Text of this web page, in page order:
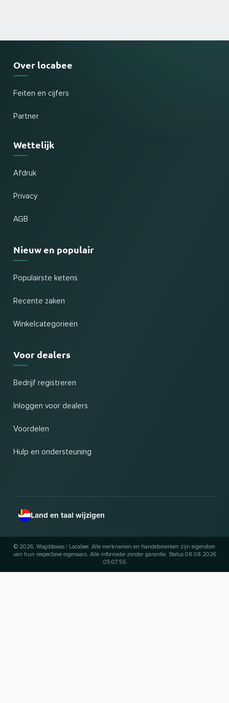
Over locabee
Feiten en cijfers
Partner
Wettelijk
Afdruk
Privacy
AGB
Nieuw en populair
Populairste ketens
Recente zaken
Winkelcategorieën
Voor dealers
Bedrijf registreren
Inloggen voor dealers
Voordelen
Hulp en ondersteuning
Land en taal wijzigen
© 2026, Wogibtswas / Locabee. Alle merknamen en handelsmerken zijn eigendom
van hun respectieve eigenaars. Alle informatie zonder garantie. Status 08.08.2026
05:07:55